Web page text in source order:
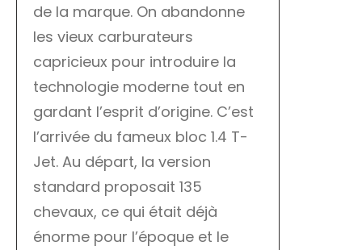
de la marque. On abandonne
les vieux carburateurs
capricieux pour introduire la
technologie moderne tout en
gardant l’esprit d’origine. C’est
l’arrivée du fameux bloc 1.4 T-
Jet. Au départ, la version
standard proposait 135
chevaux, ce qui était déjà
énorme pour l’époque et le